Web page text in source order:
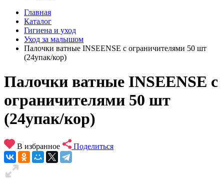
Главная
Каталог
Гигиена и уход
Уход за малышом
Палочки ватные INSEENSE с ограничителями 50 шт
(24упак/кор)
Палочки ватные INSEENSE с
ограничителями 50 шт
(24упак/кор)
В избранное Поделиться